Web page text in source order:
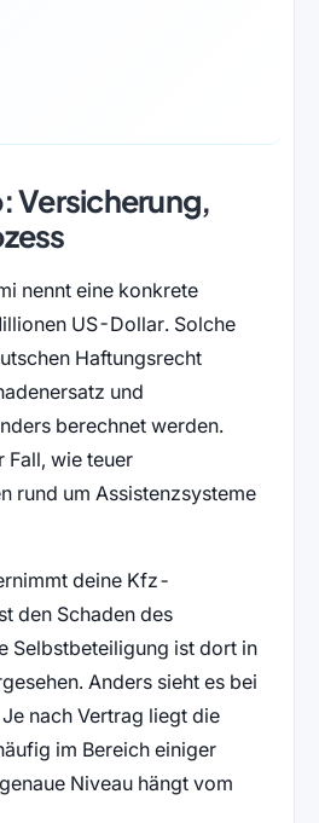
Versicherung,
nennt eine konkrete
US-Dollar. Solche
Haftungsrecht
und
berechnet werden.
Fall, wie teuer
rund um Assistenzsysteme
deine Kfz-
den Schaden des
Selbstbeteiligung ist dort in
Anders sieht es bei
nach Vertrag liegt die
im Bereich einiger
Niveau hängt vom